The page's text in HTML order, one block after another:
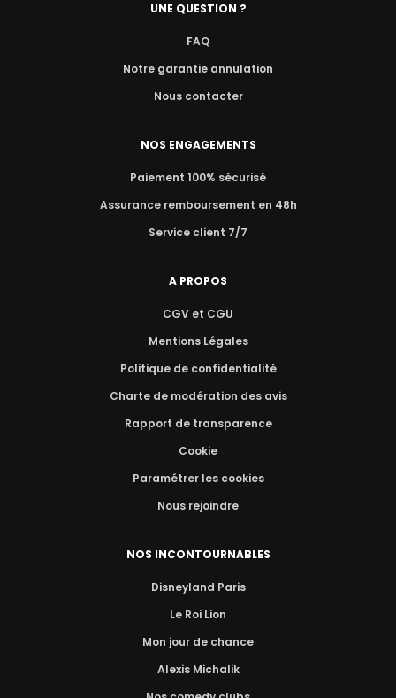
UNE QUESTION ?
FAQ
Notre garantie annulation
Nous contacter
NOS ENGAGEMENTS
Paiement 100% sécurisé
Assurance remboursement en 48h
Service client 7/7
A PROPOS
CGV et CGU
Mentions Légales
Politique de confidentialité
Charte de modération des avis
Rapport de transparence
Cookie
Paramétrer les cookies
Nous rejoindre
NOS INCONTOURNABLES
Disneyland Paris
Le Roi Lion
Mon jour de chance
Alexis Michalik